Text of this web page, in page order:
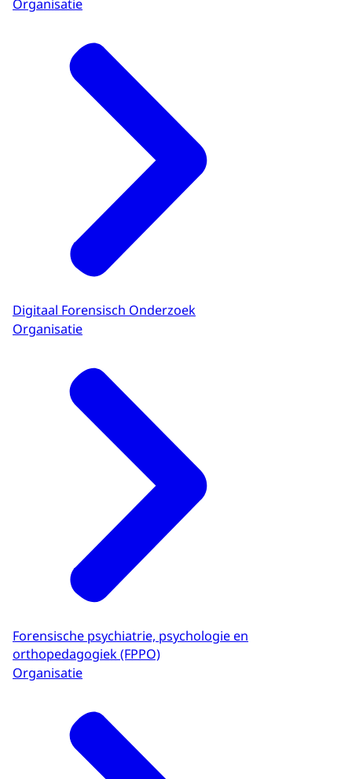
maanden weer bericht over de uitkomst
beslist op uw nieuwe aanvraag.
Organisatie
Digitaal Forensisch Onderzoek
Organisatie
Forensische psychiatrie, psychologie en
orthopedagogiek (FPPO)
Organisatie